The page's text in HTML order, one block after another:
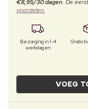
€8,95/30 dagen. De
voordelen.
Bezorging in 1-4
werkdagen
Gratis
VOEG